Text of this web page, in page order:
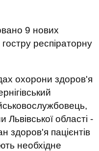
9 нових
респіраторну
охорони здоров'я
Львівської області -
здоров'я пацієнтів
необхідне